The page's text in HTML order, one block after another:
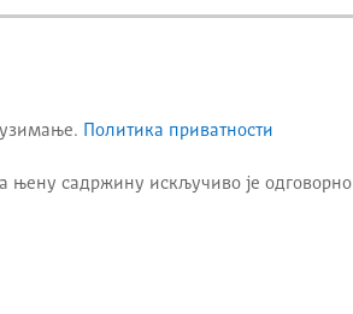
Политика приватности
њену садржину искључиво је одговорно